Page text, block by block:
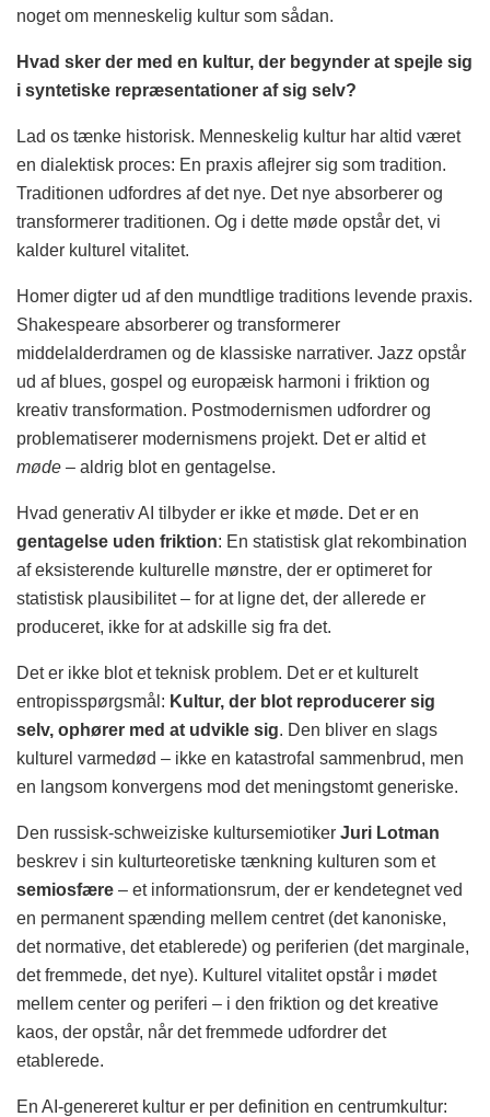
noget om menneskelig kultur som sådan.
Hvad sker der med en kultur, der begynder at spejle sig
i syntetiske repræsentationer af sig selv?
Lad os tænke historisk. Menneskelig kultur har altid været
en dialektisk proces: En praxis aflejrer sig som tradition.
Traditionen udfordres af det nye. Det nye absorberer og
transformerer traditionen. Og i dette møde opstår det, vi
kalder kulturel vitalitet.
Homer digter ud af den mundtlige traditions levende praxis.
Shakespeare absorberer og transformerer
middelalderdramen og de klassiske narrativer. Jazz opstår
ud af blues, gospel og europæisk harmoni i friktion og
kreativ transformation. Postmodernismen udfordrer og
problematiserer modernismens projekt. Det er altid et
møde – aldrig blot en gentagelse.
Hvad generativ AI tilbyder er ikke et møde. Det er en
gentagelse uden friktion: En statistisk glat rekombination
af eksisterende kulturelle mønstre, der er optimeret for
statistisk plausibilitet – for at ligne det, der allerede er
produceret, ikke for at adskille sig fra det.
Det er ikke blot et teknisk problem. Det er et kulturelt
entropisspørgsmål: Kultur, der blot reproducerer sig
selv, ophører med at udvikle sig. Den bliver en slags
kulturel varmedød – ikke en katastrofal sammenbrud, men
en langsom konvergens mod det meningstomt generiske.
Den russisk-schweiziske kultursemiotiker Juri Lotman
beskrev i sin kulturteoretiske tænkning kulturen som et
semiosfære – et informationsrum, der er kendetegnet ved
en permanent spænding mellem centret (det kanoniske,
det normative, det etablerede) og periferien (det marginale,
det fremmede, det nye). Kulturel vitalitet opstår i mødet
mellem center og periferi – i den friktion og det kreative
kaos, der opstår, når det fremmede udfordrer det
etablerede.
En AI-genereret kultur er per definition en centrumkultur: